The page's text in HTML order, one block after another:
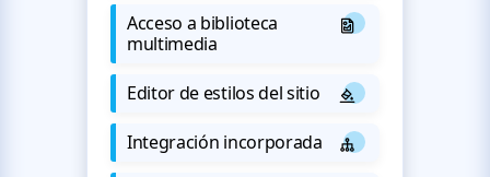
Acceso a biblioteca
multimedia
Editor de estilos del sitio
Integración incorporada